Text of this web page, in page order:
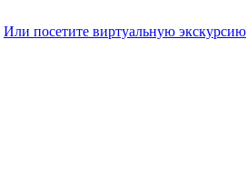
Или посетите виртуальную экскурсию